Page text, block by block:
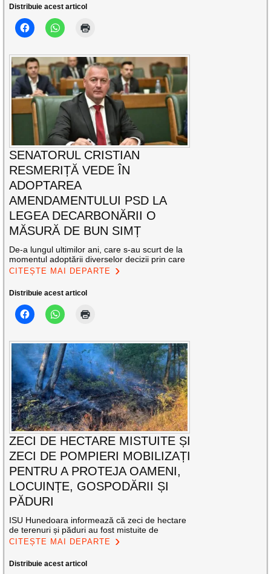
Distribuie acest articol
SENATORUL CRISTIAN
RESMERIȚĂ VEDE ÎN
ADOPTAREA
AMENDAMENTULUI PSD LA
LEGEA DECARBONĂRII O
MĂSURĂ DE BUN SIMȚ
De-a lungul ultimilor ani, care s-au scurt de la
momentul adoptării diverselor decizii prin care
CITEȘTE MAI DEPARTE
Distribuie acest articol
ZECI DE HECTARE MISTUITE ȘI
ZECI DE POMPIERI MOBILIZAȚI
PENTRU A PROTEJA OAMENI,
LOCUINȚE, GOSPODĂRII ȘI
PĂDURI
ISU Hunedoara informează că zeci de hectare
de terenuri și păduri au fost mistuite de
CITEȘTE MAI DEPARTE
Distribuie acest articol